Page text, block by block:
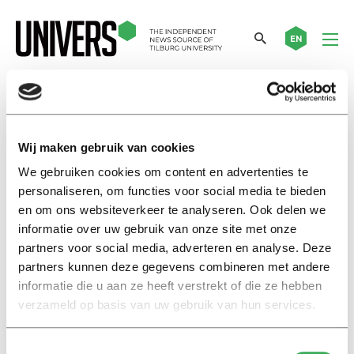
Wij maken gebruik van cookies
We gebruiken cookies om content en advertenties te
personaliseren, om functies voor social media te bieden
en om ons websiteverkeer te analyseren. Ook delen we
informatie over uw gebruik van onze site met onze
partners voor social media, adverteren en analyse. Deze
partners kunnen deze gegevens combineren met andere
informatie die u aan ze heeft verstrekt of die ze hebben
verzameld op basis van uw gebruik van hun services.
EN
Miryam Amalou
13 questions to
Miryam Amalou: ‘I have to
teach myself to take moments
of rest’
03 mei 2023
13 vragen aan
Miryam Amalou: ‘Ik moet
mezelf aanleren om